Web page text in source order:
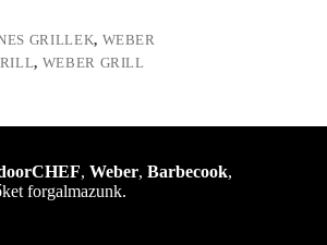
GRILLEK, WEBER
, WEBER GRILL
, Weber, Barbecook,
forgalmazunk.